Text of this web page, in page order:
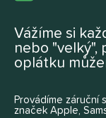
Vážíme si
nebo "velký",
oplátku
Provádíme záruční
značek Apple,